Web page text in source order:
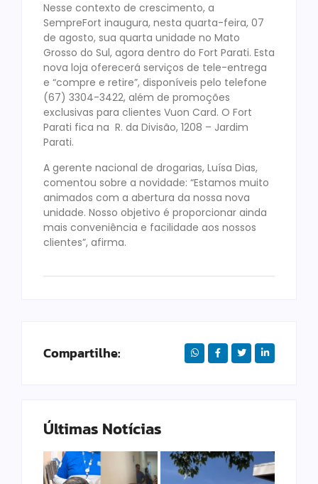
Nesse contexto de crescimento, a
SempreFort inaugura, nesta quarta-feira, 07
de agosto, sua quarta unidade no Mato
Grosso do Sul, agora dentro do Fort Parati. Esta
nova loja oferecerá serviços de tele-entrega
e “compre e retire”, disponíveis pelo telefone
(67) 3304-3422, além de promoções
exclusivas para clientes Vuon Card. O Fort
Parati fica na R. da Divisão, 1208 – Jardim
Parati.
A gerente nacional de drogarias, Luísa Dias,
comentou sobre a novidade: “Estamos muito
animados com a abertura da nossa nova
unidade. Nosso objetivo é proporcionar ainda
mais conveniência e facilidade aos nossos
clientes”, afirma.
Compartilhe:
Últimas Notícias